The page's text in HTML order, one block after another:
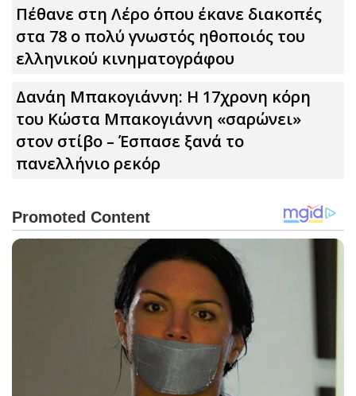
Πέθανε στη Λέρο όπου έκανε διακοπές
στα 78 ο πολύ γνωστός ηθοποιός του
ελληνικού κινηματογράφου
Δανάη Μπακογιάννη: Η 17χρονη κόρη
του Κώστα Μπακογιάννη «σαρώνει»
στον στίβο – Έσπασε ξανά το
πανελλήνιο ρεκόρ